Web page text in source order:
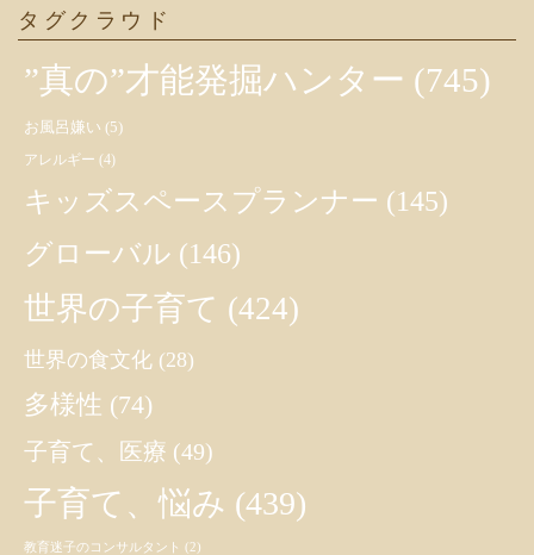
タグクラウド
”真の”才能発掘ハンター (745)
お風呂嫌い (5)
アレルギー (4)
キッズスペースプランナー (145)
グローバル (146)
世界の子育て (424)
世界の食文化 (28)
多様性 (74)
子育て、医療 (49)
子育て、悩み (439)
教育迷子のコンサルタント (2)